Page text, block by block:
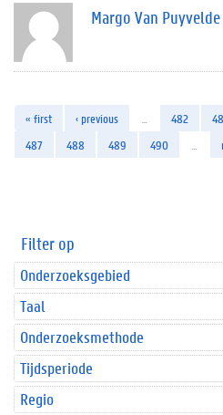
Margo Van Puyvelde
« first ‹ previous 482
487
488 489 490
Filter op
Onderzoeksgebied
Taal
Onderzoeksmethode
Tijdsperiode
Regio